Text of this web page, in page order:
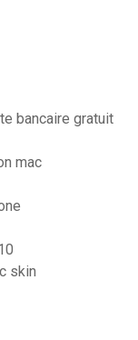
bancaire gratuit
mac
skin